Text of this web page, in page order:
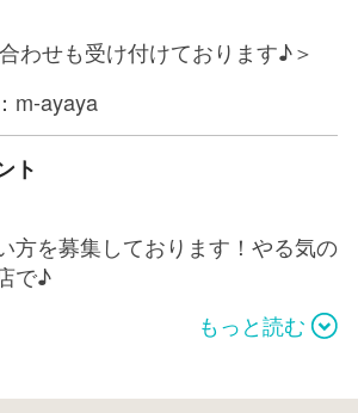
わせも受け付けております♪＞
m-ayaya
ト
方を募集しております！やる気の
で♪
アグループの「マダムロゼ」が大
もっと読む